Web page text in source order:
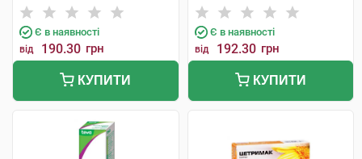
Є в наявності
від 190.30 грн
КУПИТИ
Є в наявності
від 192.30 грн
КУПИТИ